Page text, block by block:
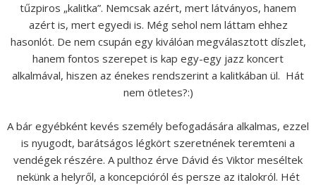
tűzpiros „kalitka”. Nemcsak azért, mert látványos, hanem
azért is, mert egyedi is. Még sehol nem láttam ehhez
hasonlót. De nem csupán egy kiválóan megválasztott díszlet,
hanem fontos szerepet is kap egy-egy jazz koncert
alkalmával, hiszen az énekes rendszerint a kalitkában ül. Hát
nem ötletes?:)
A bár egyébként kevés személy befogadására alkalmas, ezzel
is nyugodt, barátságos légkört szeretnének teremteni a
vendégek részére. A pulthoz érve Dávid és Viktor meséltek
nekünk a helyről, a koncepcióról és persze az italokról. Hét